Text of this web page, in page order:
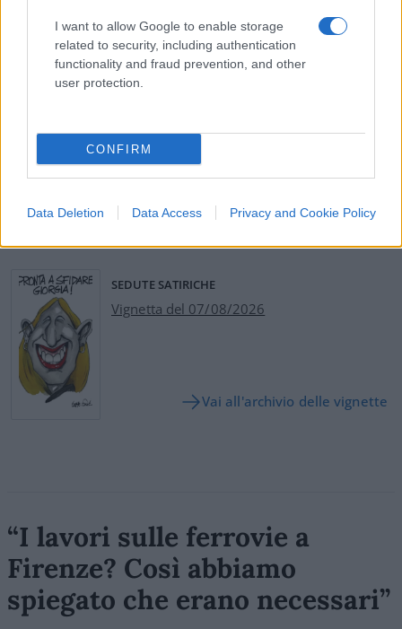
I want to allow Google to enable storage
related to security, including authentication
functionality and fraud prevention, and other
user protection.
CONFIRM
Data Deletion Data Access Privacy and Cookie Policy
Dalle telecomunicazioni alle autostrade:
quanto vale l’industria italiana
“Qual è l’obiettivo della Meloni”. Tutti i segreti
del governo
#OPEN FIBER
Leggi i commenti
SEDUTE SATIRICHE
Vignetta del 07/08/2026
Vai all'archivio delle vignette
“I lavori sulle ferrovie a
Firenze? Così abbiamo
spiegato che erano necessari”